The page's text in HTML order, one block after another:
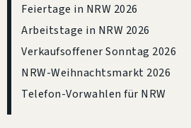
Feiertage in NRW 2026
Arbeitstage in NRW 2026
Verkaufsoffener Sonntag 2026
NRW-Weihnachtsmarkt 2026
Telefon-Vorwahlen für NRW